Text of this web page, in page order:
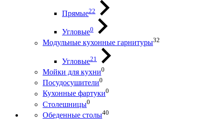
Прямые22
Угловые0
Модульные кухонные гарнитуры32
Угловые21
Мойки для кухни0
Посудосушители0
Кухонные фартуки0
Столешницы0
Обеденные столы40